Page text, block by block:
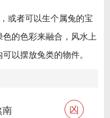
或者可以生个属兔的宝
的色彩来融合，风水上
以摆放兔类的物件。
南 凶